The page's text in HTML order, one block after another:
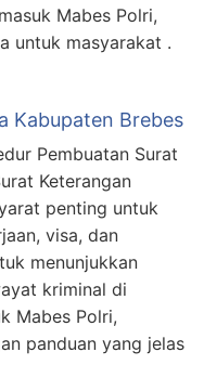
Mabes Polri,
untuk masyarakat .
Kabupaten Brebes
Pembuatan Surat
Keterangan
penting untuk
visa, dan
menunjukkan
kriminal di
Mabes Polri,
panduan yang jelas